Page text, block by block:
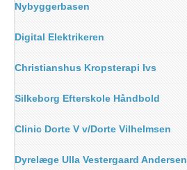
Nybyggerbasen
Digital Elektrikeren
Christianshus Kropsterapi Ivs
Silkeborg Efterskole Håndbold
Clinic Dorte V v/Dorte Vilhelmsen
Dyrelæge Ulla Vestergaard Andersen